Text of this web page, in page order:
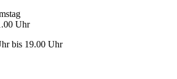
Uhr
bis 19.00 Uhr